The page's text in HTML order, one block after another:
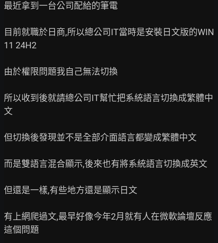
最近拿到一台公司配給的筆電
目前就職於日商,所以總公司IT當時是安裝日文版的WIN
11 24H2
由於權限問題我自己無法切換
所以收到後就請總公司IT幫忙把系統語言切換成繁體中
文
但切換後發現並不是全部介面語言都變成繁體中文
而是雙語言混合顯示,後來也有將系統語言切換成英文
但還是一樣,有些地方還是顯示日文
有上網爬過文,最早好像今年2月就有人在微軟論壇反應
這個問題